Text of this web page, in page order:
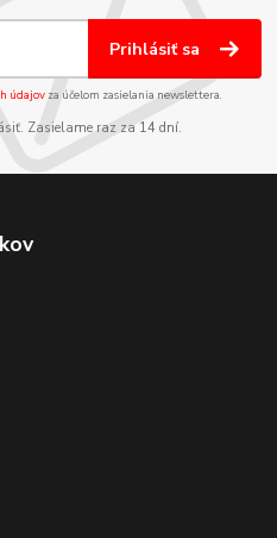
Prihlásiť sa
údajov za účelom zasielania newslettera.
Zasielame raz za 14 dní.